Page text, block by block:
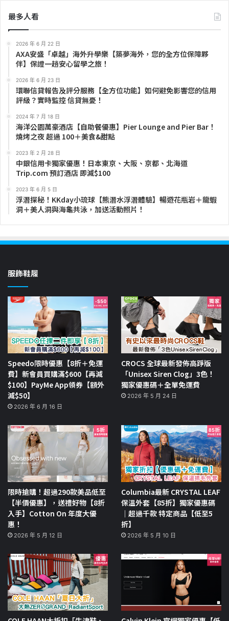
最多人看
2026 年 6 月 22 日
AXA安盛「卓越」海外升學樂【築夢海外，您的全方位保障夥
伴】保證一趟安心留學之旅！
2026 年 6 月 23 日
環聯信貸報告及評分服務【全方位功能】如何避免影響您的信用
評級？實時監控 信貸無憂！
2024 年 7 月 18 日
海洋公園萬豪酒店【自助餐優惠】Pier Lounge and Pier Bar！
燒烤之夜 超過 100＋美食&甜點
2023 年 2 月 28 日
中銀信用卡獨家優惠！日本東京、大阪、京都、北海道
Trip.com 預訂酒店 即減$100
2023 年 6 月 5 日
浮潛探秘！KKday小琉球【熊潛水浮潛體驗】暢遊花瓶岩＋龍蝦
洞＋美人洞與海龜共泳，加送活動照片！
服飾鞋履
Speedo限時優惠【8折＋免運
費】新會員買購滿$600【再減
$100】PayMe App領券【額外
減$50】
2026 年 6 月 16 日
CROCS 全球最新發佈高踭版
「Unisex Siren Clog」3色！
獨家優惠碼＋全單免運費
2026 年 5 月 24 日
限時搶購！超過290款美品低至
【半價優惠】，送禮好物【8折
入手】Cotton On 年度大優
惠！
2026 年 5 月 12 日
Columbia最新 CRYSTAL LEAF
保溫外套【85折】獨家優惠碼
｜超過千款 特定商品【低至5
折】
2026 年 5 月 10 日